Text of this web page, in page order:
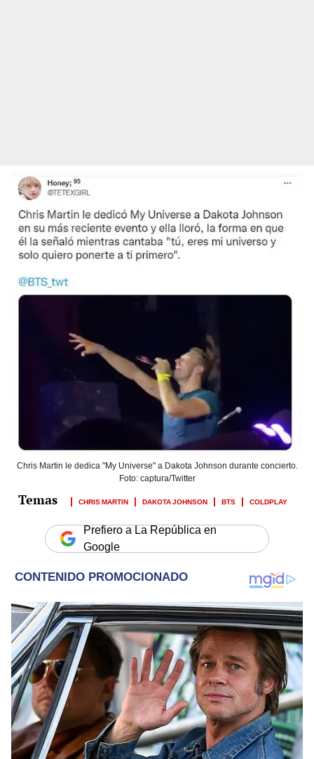
Chris Martin le dedica "My Universe" a Dakota Johnson durante concierto.
Foto: captura/Twitter
CHRIS MARTIN DAKOTA JOHNSON BTS COLDPLAY
Prefiero a La República en
Google